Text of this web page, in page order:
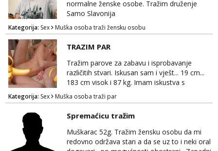
Razgovaram :)
- Kod: #106
tel:0,93€ - mob:1,12€ min
Čekam tvoj poziv!
- Kod: #87
tel:0,93€ - mob:1,12€ min
Razgovaram :)
Tel:064/677-677 - Kod: #123
tel:0,93€ - mob:1,12€ min
normalne ženske osobe. Tražim druženje
Samo Slavonija
Kategorija: Sex Muška osoba traži žensku osobu
TRAZIM PAR
Tražim parove za zabavu i isprobavanje
različitih stvari. Iskusan sam i vješt... 19 cm...
183 cm visok i 87 kg. Imam iskustva s
parovima, potpuno sam zdrava i njegovana, a
privatnost je apsolutno najvažnija. Ozbiljni
parovi mogu me kontaktirati putem
WhatsAppa ili Vibera. Samo ozbiljni parovi
trebaju slati poruke ili zvati. Blokiram one koji
nisu ozbiljni.
Kategorija: Sex Muška osoba traži par
Spremaćicu tražim
Muškarac 52g. Tražim žensku osobu da mi
redovno održava stan a da se uz to i neki oral